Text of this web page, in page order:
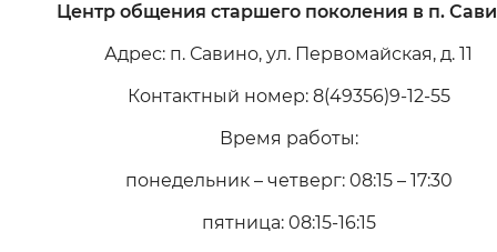
Нормальный Увеличенный
Изображения
Центр общения старшего поколения в п.
Адрес: п. Савино, ул. Первомайская, д. 11
Контактный номер: 8(49356)9-12-55
Время работы:
понедельник – четверг: 08:15 – 17:30
пятница: 08:15-16:15